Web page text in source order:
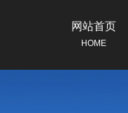
网站首页
HOME